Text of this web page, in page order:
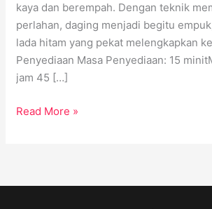
kaya dan berempah. Dengan teknik
perlahan, daging menjadi begitu
lada hitam yang pekat melengkapkan
Penyediaan Masa Penyediaan: 15
jam 45 […]
Read More »